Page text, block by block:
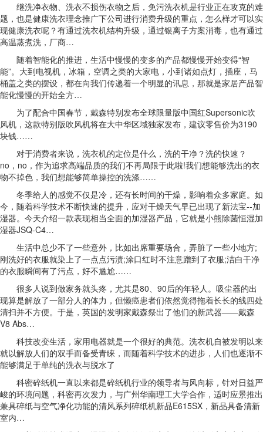
继洗净衣物、洗衣不损伤衣物之后，免污洗衣机是行业正在攻克的难
题，也是健康洗衣理念推广下公司进行消费升级的重点，怎么样才可以实
现健康洗衣呢？有通过洗衣机结构升级，通过银离子方案消毒，也有通过
高温蒸煮洗，厂商…
随着智能化的推进，生活中慢慢的变多的产品都慢慢开始变得“智
能”。大到电视机，冰箱，空调之类的大家电，小到诸如点灯，插座，马
桶盖之类的摆设，都在向我们传递着一个明显的讯息，那就是家居产品智
能化慢慢的开始全方…
为了配合中国春节，戴森特别发布全球限量版中国红Supersonic吹
风机，这款特别版吹风机将在大中华区域独家发布，建议零售价为3190
块钱……
对于消费者来说，洗衣机的定位是什么，洗的干净？洗的快速？
no，no，作为追求高端品质的我们不再局限于此啦!我们想能够洗出的衣
物不掉色，我们想能够简单操控的洗涤……
冬季给人的感觉不仅是冷，还有长时间的干燥，影响着众多家庭。如
今，随着科学技术不断快速的提升，应对干燥天气早已出现了新法宝--加
湿器。今天介绍一款表现相当全面的加湿器产品，它就是小熊除菌恒湿加
湿器JSQ-C4…
生活中总少不了一些意外，比如出席重要场合，弄脏了一些小地方;
刚洗好的衣服就染上了一点点污渍;涂口红时不注意蹭到了衣服;洁白干净
的衣服瞬间有了污点，好不尴尬……
很多人说到做家务就头疼，尤其是80、90后的年轻人。吸尘器的出
现算是解放了一部分人的体力，但懒癌患者们依然觉得拖着长长的线四处
清扫并不方便。于是，英国的发明家戴森祭出了他们的新武器——戴森
V8 Abs…
科技改变生活，家用电器就是一个很好的典范。洗衣机自被发明以来
就以解放人们的双手而备受青睐，而随着科学技术的进步，人们也逐渐不
能够满足于单纯的洗衣与脱水了
科密碎纸机一直以来都是碎纸机行业的领导者与风向标，针对日益严
峻的环境问题，科密再次发力，与广州华南理工大学合作，适时应景推出
兼具碎纸与空气净化功能的清风系列碎纸机新品E615SX，新品具备清新
室内…